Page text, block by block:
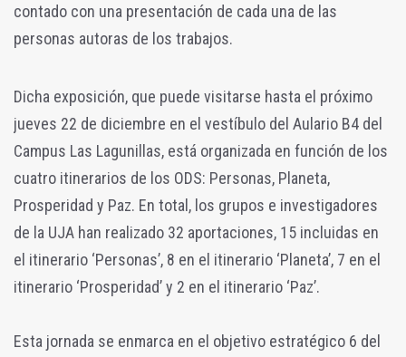
contado con una presentación de cada una de las
personas autoras de los trabajos.
Dicha exposición, que puede visitarse hasta el próximo
jueves 22 de diciembre en el vestíbulo del Aulario B4 del
Campus Las Lagunillas, está organizada en función de los
cuatro itinerarios de los ODS: Personas, Planeta,
Prosperidad y Paz. En total, los grupos e investigadores
de la UJA han realizado 32 aportaciones, 15 incluidas en
el itinerario ‘Personas’, 8 en el itinerario ‘Planeta’, 7 en el
itinerario ‘Prosperidad’ y 2 en el itinerario ‘Paz’.
Esta jornada se enmarca en el objetivo estratégico 6 del